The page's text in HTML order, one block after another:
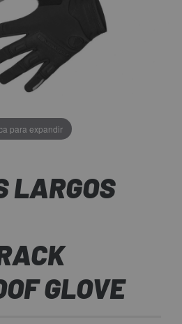
para expandir
LARGOS
GLOVE